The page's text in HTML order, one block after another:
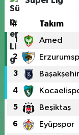
# Takım
1 Amed
2
3 Başakşehir
4
5 Beşiktaş
6 Eyüpspor